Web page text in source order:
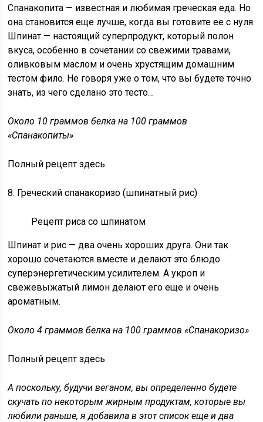
Спанакопита — известная и любимая греческая еда. Но
она становится еще лучше, когда вы готовите ее с нуля.
Шпинат — настоящий суперпродукт, который полон
вкуса, особенно в сочетании со свежими травами,
оливковым маслом и очень хрустящим домашним
тестом фило. Не говоря уже о том, что вы будете точно
знать, из чего сделано это тесто…
Около 10 граммов белка на 100 граммов
«Спанакопиты»
Полный рецепт здесь
8. Греческий спанакоризо (шпинатный рис)
Рецепт риса со шпинатом
Шпинат и рис — два очень хороших друга. Они так
хорошо сочетаются вместе и делают это блюдо
суперэнергетическим усилителем. А укроп и
свежевыжатый лимон делают его еще и очень
ароматным.
Около 4 граммов белка на 100 граммов «Спанакоризо»
Полный рецепт здесь
А поскольку, будучи веганом, вы определенно будете
скучать по некоторым жирным продуктам, которые вы
любили раньше, я добавила в этот список еще и два